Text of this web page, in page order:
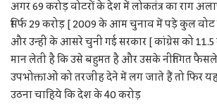
अगर 69 करोड़ वोटरों के देश में लोकतंत्र का राग
सिर्फ 29 करोड़ [ 2009 के आम चुनाव में पड़े कुल
और उन्हीं के आसरे चुनी गई सरकार [ कांग्रेस को 11.5
मान लेती है कि उसे बहुमत है और उसके नीतिगत फैसले
उपभोक्ताओं को तरजीह देने में लग जाते हैं तो फिर
उठना चाहिये कि देश के 40 करोड़